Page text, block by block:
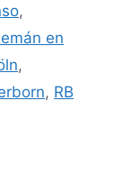
,
en
,
, RB